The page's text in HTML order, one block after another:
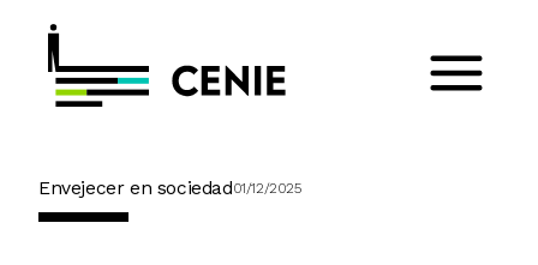
Envejecer en sociedad01/12/2025